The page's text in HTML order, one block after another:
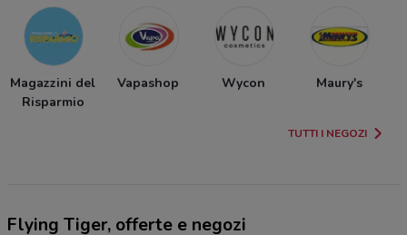
Magazzini del
Risparmio
Vapashop Wycon Maury's
TUTTI I NEGOZI
Flying Tiger, offerte e negozi